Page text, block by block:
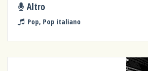
Altro
Pop, Pop italiano